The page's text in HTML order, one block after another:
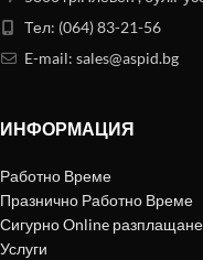
Тел: (064) 83-21-56
E-mail: sales@aspid.bg
ИНФОРМАЦИЯ
Работно Време
Празнично Работно Време
Сигурно Online разплащане
Услуги